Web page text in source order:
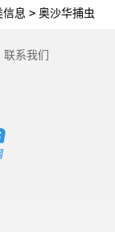
信息 > 奥沙华捕虫
联系我们